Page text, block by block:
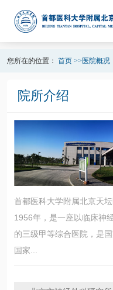
您所在的位置： 首页>>医院概况
院所介绍
首都医科大学附属北京天
1956年，是一座以临床神
的三级甲等综合医院，是
国家...